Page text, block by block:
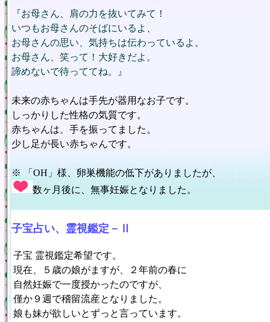
『お母さん、肩の力を抜いてみて！
いつもお母さんのそばにいるよ、
お母さんの思い、気持ちは伝わっているよ。
お母さん、笑って！大好きだよ。
諦めないで待っててね。』
未来の赤ちゃんは手先が器用なお子です。
しっかりした性格の気質です。
赤ちゃんは、手を振ってました。
少し足が長い赤ちゃんです。
※ 「OH」様、卵巣機能の低下がありましたが、
数ヶ月後に、無事妊娠となりました。
子宝占い、霊視鑑定－Ⅱ
子宝 霊視鑑定希望です。
現在、５歳の娘がますが、２年前の春に
自然妊娠で一度授かったのですが、
僅か９週で稽留流産となりました。
娘も妹が欲しいとずっと言っています。